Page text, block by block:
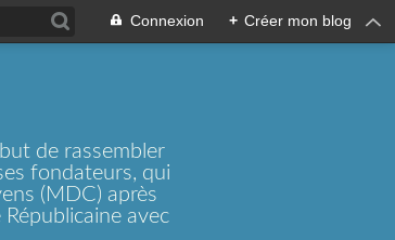
Connexion + Créer mon blog
de rassembler
fondateurs, qui
(MDC) après
avec